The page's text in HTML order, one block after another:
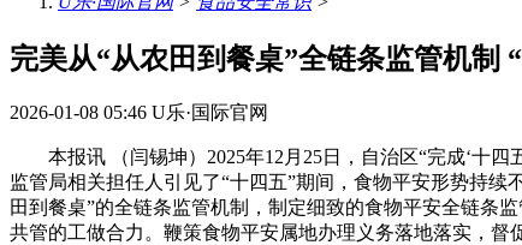
完美从“从农田到餐桌”全链条监管机制
2026-01-08 05:46 U乐·国际官网
本报讯 （闫锡坤）2025年12月25日，自治区“完成‘十四
监管局相关担任人引见了“十四五”期间，食物平安形势持
田到餐桌”的全链条监管机制，制定细致的食物平安全链条
共管的工做合力。鞭策食物平安属地办理义务落地落实，